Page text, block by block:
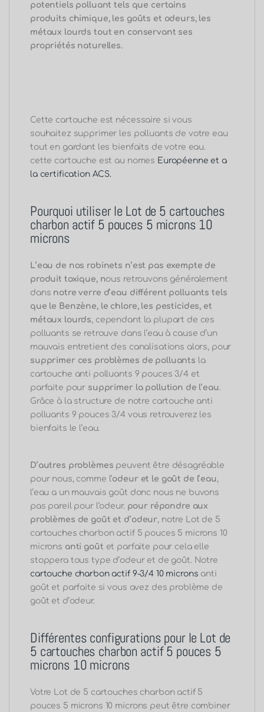
potentiels polluant tels que certains
produits chimique, les goûts et odeurs, les
métaux lourds tout en conservant ses
propriétés naturelles.
Cette cartouche est nécessaire si vous
souhaitez supprimer les polluants de votre eau
tout en gardant les bienfaits de votre eau.
cette cartouche est au nomes Européenne et a
la certification ACS.
Pourquoi utiliser le Lot de 5 cartouches
charbon actif 5 pouces 5 microns 10
microns
L’eau de nos robinets n’est pas exempte de
produit toxique, nous retrouvons généralement
dans notre verre d’eau différent polluants tels
que le Benzène, le chlore, les pesticides, et
métaux lourds, cependant la plupart de ces
polluants se retrouve dans l’eau à cause d’un
mauvais entretient des canalisations alors,pour
supprimer ces problèmes de polluants la
cartouche anti polluants 9 pouces 3/4 et
parfaite pour supprimer la pollution de l’eau.
Grâce à la structure de notre cartouche anti
polluants 9 pouces 3/4 vous retrouverez les
bienfaits le l’eau.
D’autres problèmes peuvent être désagréable
pour nous, comme l’odeur et le goût de l’eau,
l’eau a un mauvais goût donc nous ne buvons
pas pareil pour l’odeur. pour répondre aux
problèmes de goût et d’odeur, notre Lot de 5
cartouches charbon actif 5 pouces 5 microns 10
microns anti goût et parfaite pour cela elle
stoppera tous type d’odeur et de goût. Notre
cartouche charbon actif 9-3/4 10 microns anti
goût et parfaite si vous avez des problème de
goût et d’odeur.
Différentes configurations pour le Lot de
5 cartouches charbon actif 5 pouces 5
microns 10 microns
Votre Lot de 5 cartouches charbon actif 5
pouces 5 microns 10 microns peut être combiner